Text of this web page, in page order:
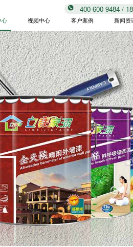
400-600-9484 /
心 视频中心 客户案例 新闻资